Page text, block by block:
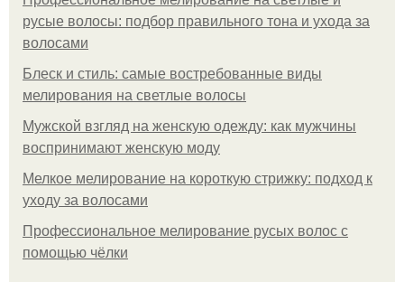
русые волосы: подбор правильного тона и ухода за
волосами
Блеск и стиль: самые востребованные виды
мелирования на светлые волосы
Мужской взгляд на женскую одежду: как мужчины
воспринимают женскую моду
Мелкое мелирование на короткую стрижку: подход к
уходу за волосами
Профессиональное мелирование русых волос с
помощью чёлки